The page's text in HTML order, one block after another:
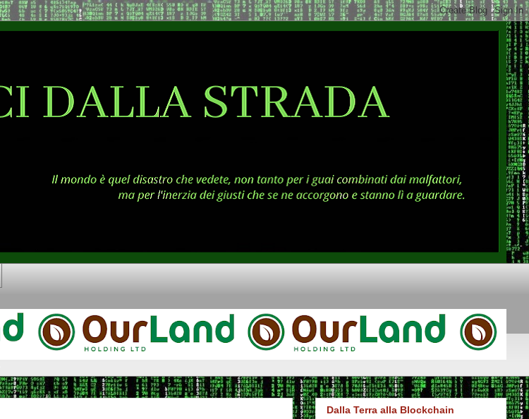
Dalla Terra alla Blockchain